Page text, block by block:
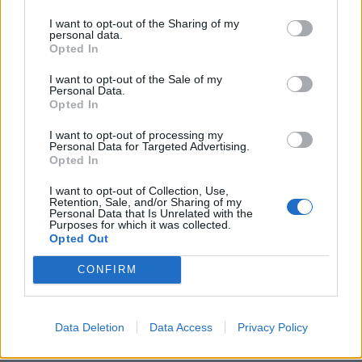
I want to opt-out of the Sharing of my
personal data.
Opted In
I want to opt-out of the Sale of my
Personal Data.
Opted In
I want to opt-out of processing my
Personal Data for Targeted Advertising.
Opted In
I want to opt-out of Collection, Use,
Retention, Sale, and/or Sharing of my
Personal Data that Is Unrelated with the
Purposes for which it was collected.
Opted Out
CONFIRM
Data Deletion Data Access Privacy Policy
BIOGRAFIA
roku w San Francisco. Studiował przez
chwilę w Dartmouth College w
amerykańskim Hanowerze.
BAZA WIEDZY DODAJ KOMENTARZ